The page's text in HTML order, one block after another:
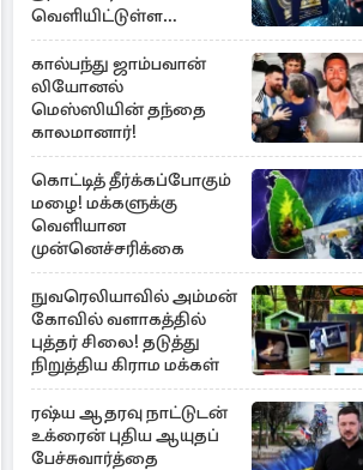
வெளியிட்டுள்ள
அறிவிப்பு
கால்பந்து ஜாம்பவான்
லியோனல்
மெஸ்ஸியின் தந்தை
காலமானார்!
கொட்டித் தீர்க்கப்போகும்
மழை! மக்களுக்கு
வெளியான
முன்னெச்சரிக்கை
நுவரெலியாவில் அம்மன்
கோவில் வளாகத்தில்
புத்தர் சிலை! தடுத்து
நிறுத்திய கிராம மக்கள்
ரஷ்ய ஆதரவு நாட்டுடன்
உக்ரைன் புதிய ஆயுதப்
பேச்சுவார்த்தை